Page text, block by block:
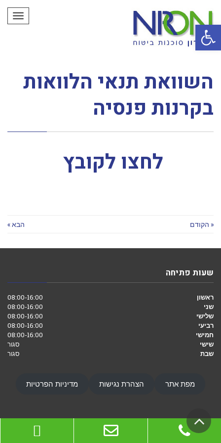
פתח סרגל נגישות
השוואת תנאי הלוואות
בקרנות פנסיה
לחצו לקובץ
« הקודם הבא »
שעות פתיחה
ראשון
08:00-16:00
שני
08:00-16:00
שלישי
08:00-16:00
רביעי
08:00-16:00
חמישי
08:00-16:00
שישי
סגור
שבת
סגור
מפת אתר הצהרת נגישות מדיניות הפרטיות
ויביטבניית אתרים כל הזכויות שמורות לניר רון גלילה
לראש